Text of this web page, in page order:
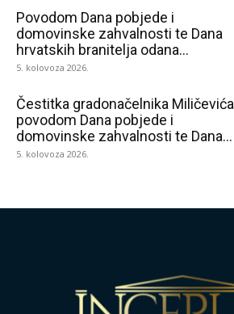
Povodom Dana pobjede i
domovinske zahvalnosti te Dana
hrvatskih branitelja odana...
5. kolovoza 2026.
Čestitka gradonačelnika Miličevića
povodom Dana pobjede i
domovinske zahvalnosti te Dana...
5. kolovoza 2026.